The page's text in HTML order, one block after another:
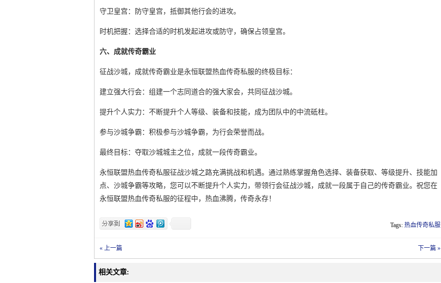
守卫皇宫：防守皇宫，抵御其他行会的进攻。
时机把握：选择合适的时机发起进攻或防守，确保占领皇宫。
六、成就传奇霸业
征战沙城，成就传奇霸业是永恒联盟热血传奇私服的终极目标：
建立强大行会：组建一个志同道合的强大家会，共同征战沙城。
提升个人实力：不断提升个人等级、装备和技能，成为团队中的中流砥柱。
参与沙城争霸：积极参与沙城争霸，为行会荣誉而战。
最终目标：夺取沙城城主之位，成就一段传奇霸业。
永恒联盟热血传奇私服征战沙城之路充满挑战和机遇。通过熟练掌握角色选择、装备获取、等级提升、技能加
点、沙城争霸等攻略，您可以不断提升个人实力，带领行会征战沙城，成就一段属于自己的传奇霸业。祝您在
永恒联盟热血传奇私服的征程中，热血沸腾，传奇永存！
Tags: 热血传奇私服
« 上一篇 下一篇 »
相关文章: